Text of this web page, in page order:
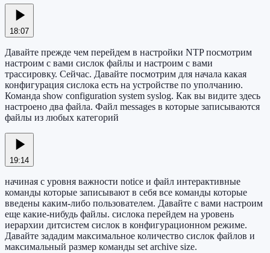
18:07
Давайте прежде чем перейдем в настройки NTP посмотрим
настроим с вами сислок файлы и настроим с вами
трассировку. Сейчас. Давайте посмотрим для начала какая
конфигурация сислока есть на устройстве по уполчанию.
Команда show configuration system syslog. Как вы видите здесь
настроено два файла. Файл messages в которые записываются
файлы из любых категорий
19:14
начиная с уровня важности notice и файл интерактивные
команды которые записывают в себя все команды которые
введены каким-либо пользователем. Давайте с вами настроим
еще какие-нибудь файлы. сислока перейдем на уровень
иерархии дитсистем сислок в конфигурационном режиме.
Давайте зададим максимальное количество сислок файлов и
максимальный размер команды set archive size.